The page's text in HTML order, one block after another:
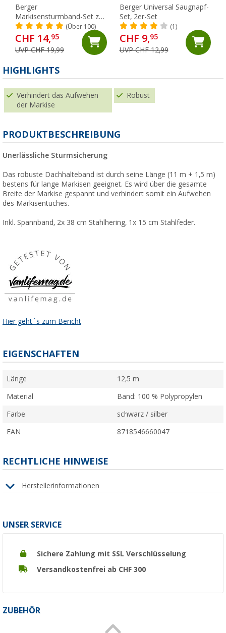
Berger
Markisensturmband-Set zur
Tuchsicherung 12,5 m, 6-
teilig
(Über 100)
CHF 14,95
UVP CHF 19,99
Berger Universal Saugnapf-
Set, 2er-Set
(1)
CHF 9,95
UVP CHF 12,99
HIGHLIGHTS
Verhindert das Aufwehen
der Markise
Robust
PRODUKTBESCHREIBUNG
Unerlässliche Sturmsicherung
Das robuste Dachhalteband ist durch seine Länge (11 m + 1,5 m)
bestens für lange Markisen geeignet. Es wird über die gesamte
Breite der Markise gespannt und verhindert somit ein Aufwehen
des Markisentuches.
Inkl. Spannband, 2x 38 cm Stahlhering, 1x 15 cm Stahlfeder.
Hier geht´s zum Bericht
EIGENSCHAFTEN
Länge 12,5 m
Material Band: 100 % Polypropylen
Farbe schwarz / silber
EAN 8718546660047
RECHTLICHE HINWEISE
Herstellerinformationen
UNSER SERVICE
Sichere Zahlung mit SSL Verschlüsselung
Versandkostenfrei ab CHF 300
ZUBEHÖR